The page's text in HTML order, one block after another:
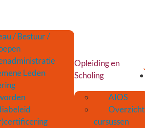
/ Bestuur /
Leden
Opleiding en
Scholing
AIOS
Overzicht
cursussen